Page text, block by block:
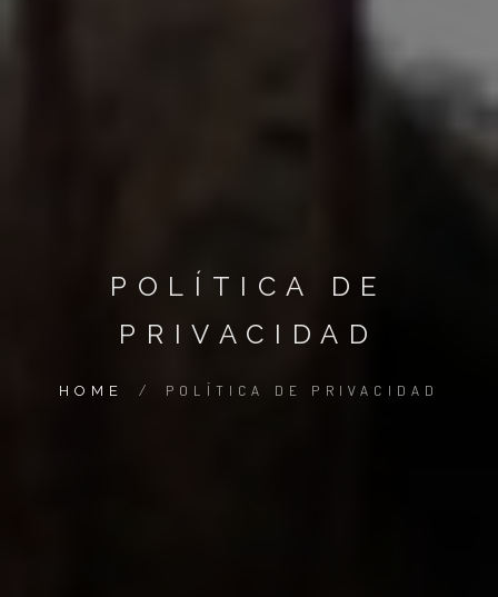
POLÍTICA DE
PRIVACIDAD
HOME / POLÍTICA DE PRIVACIDAD